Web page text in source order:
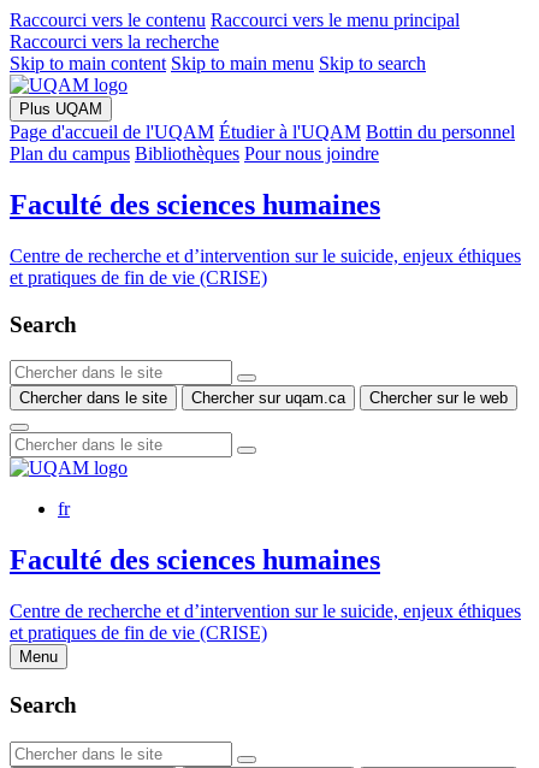
Raccourci vers le contenu Raccourci vers le menu principal
Raccourci vers la recherche
Skip to main content Skip to main menu Skip to search
Plus UQAM
Page d'accueil de l'UQAM Étudier à l'UQAM Bottin du personnel
Plan du campus Bibliothèques Pour nous joindre
Faculté des sciences humaines
Centre de recherche et d’intervention sur le suicide, enjeux éthiques
et pratiques de fin de vie (CRISE)
Search
Chercher dans le site Chercher sur uqam.ca Chercher sur le web
fr
Faculté des sciences humaines
Centre de recherche et d’intervention sur le suicide, enjeux éthiques
et pratiques de fin de vie (CRISE)
Menu
Search